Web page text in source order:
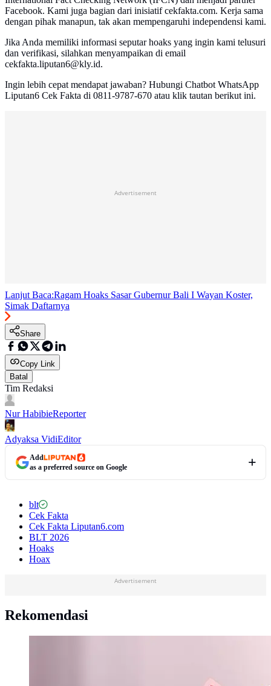
Facebook. Kami juga bagian dari inisiatif cekfakta.com. Kerja sama
dengan pihak manapun, tak akan mempengaruhi independensi kami.
Jika Anda memiliki informasi seputar hoaks yang ingin kami telusuri
dan verifikasi, silahkan menyampaikan di email
cekfakta.liputan6@kly.id.
Ingin lebih cepat mendapat jawaban? Hubungi Chatbot WhatsApp
Liputan6 Cek Fakta di 0811-9787-670 atau klik tautan berikut ini.
Advertisement
Lanjut Baca:Ragam Hoaks Sasar Gubernur Bali I Wayan Koster,
Simak Daftarnya
Share
Copy Link
Batal
Tim Redaksi
Nur HabibieReporter
Adyaksa VidiEditor
Add
as a preferred source on Google
blt
Cek Fakta
Cek Fakta Liputan6.com
BLT 2026
Hoaks
Hoax
Advertisement
Rekomendasi